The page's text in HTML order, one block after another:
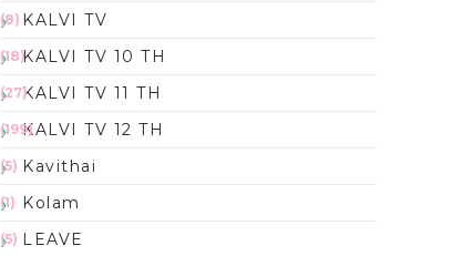
KALVI TV
(8)
KALVI TV 10 TH
(18)
KALVI TV 11 TH
(27)
KALVI TV 12 TH
(199)
Kavithai
(5)
Kolam
(1)
LEAVE
(5)